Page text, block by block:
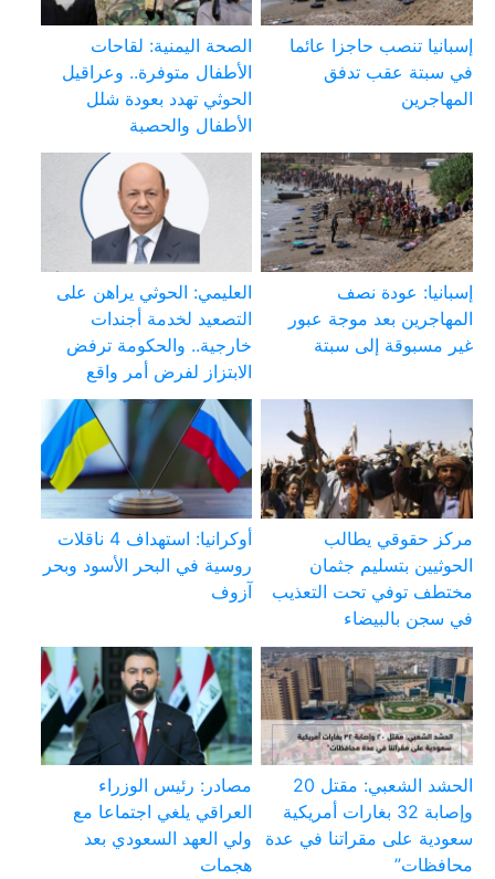
إسبانيا تنصب حاجزا عائما
في سبتة عقب تدفق
المهاجرين
الصحة اليمنية: لقاحات
الأطفال متوفرة.. وعراقيل
الحوثي تهدد بعودة شلل
الأطفال والحصبة
إسبانيا: عودة نصف
المهاجرين بعد موجة عبور
غير مسبوقة إلى سبتة
العليمي: الحوثي يراهن على
التصعيد لخدمة أجندات
خارجية.. والحكومة ترفض
الابتزاز لفرض أمر واقع
مركز حقوقي يطالب
الحوثيين بتسليم جثمان
مختطف توفي تحت التعذيب
في سجن بالبيضاء
أوكرانيا: استهداف 4 ناقلات
روسية في البحر الأسود وبحر
آزوف
الحشد الشعبي: مقتل 20
وإصابة 32 بغارات أمريكية
سعودية على مقراتنا في عدة
محافظات”
مصادر: رئيس الوزراء
العراقي يلغي اجتماعا مع
ولي العهد السعودي بعد
هجمات